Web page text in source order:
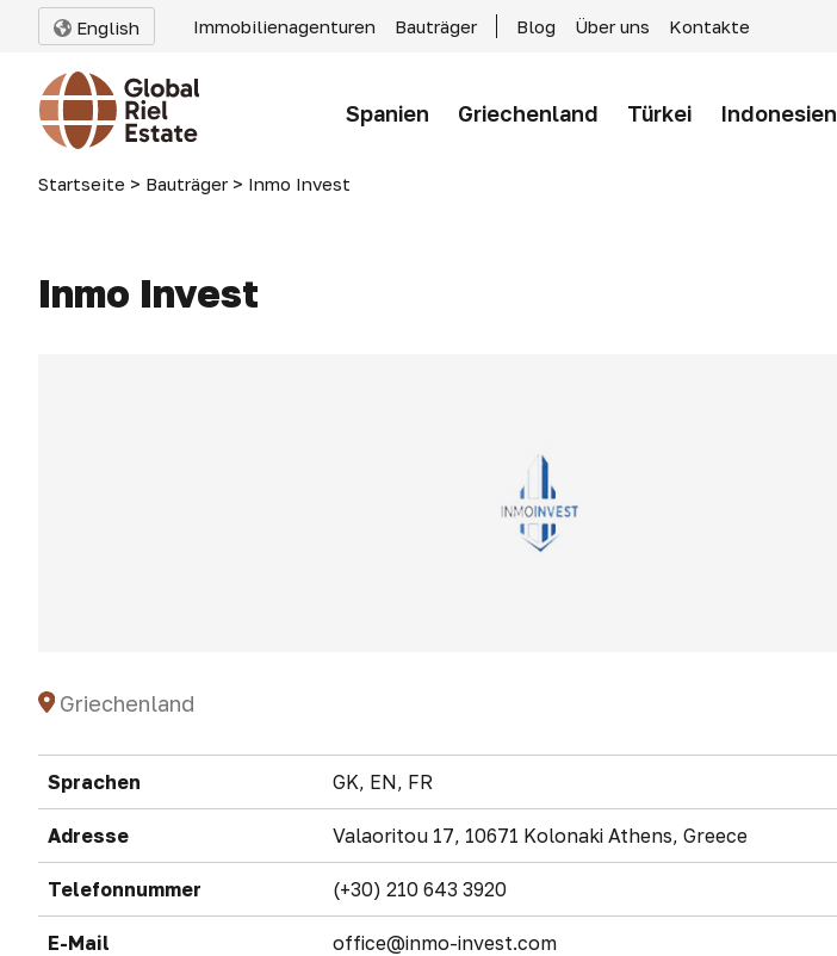
English Immobilienagenturen Bauträger Blog Über uns Kontakte
Spanien Griechenland Türkei Indonesien
Startseite > Bauträger > Inmo Invest
Inmo Invest
Griechenland
Sprachen GK, EN, FR
Adresse Valaoritou 17, 10671 Kolonaki Athens, Greece
Telefonnummer (+30) 210 643 3920
E-Mail office@inmo-invest.com